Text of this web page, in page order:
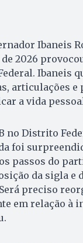
Ibaneis
de 2026
Ibaneis
articulações
a vida
no Distrito
foi
passos do
da sigla e
preciso
em relação à